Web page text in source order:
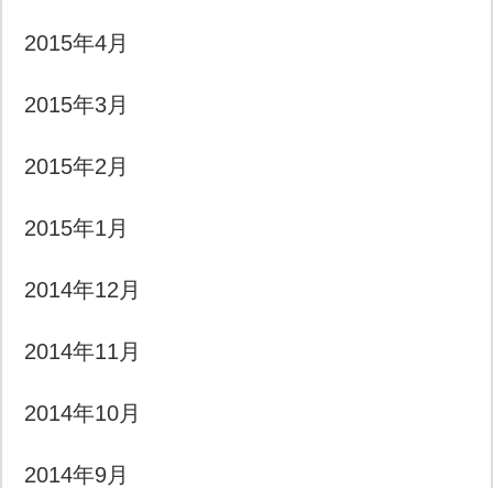
2015年4月
2015年3月
2015年2月
2015年1月
2014年12月
2014年11月
2014年10月
2014年9月